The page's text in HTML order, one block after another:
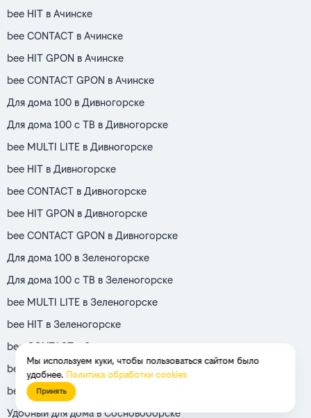
bee HIT в Ачинске
bee CONTACT в Ачинске
bee HIT GPON в Ачинске
bee CONTACT GPON в Ачинске
Для дома 100 в Дивногорске
Для дома 100 с ТВ в Дивногорске
bee MULTI LITE в Дивногорске
bee HIT в Дивногорске
bee CONTACT в Дивногорске
bee HIT GPON в Дивногорске
bee CONTACT GPON в Дивногорске
Для дома 100 в Зеленогорске
Для дома 100 с ТВ в Зеленогорске
bee MULTI LITE в Зеленогорске
bee HIT в Зеленогорске
bee CONTACT в Зеленогорске
bee HIT GPON в Зеленогорске
bee CONTACT GPON в Зеленогорске
Удобный для дома в Сосновоборске
Мы используем куки, чтобы пользоваться сайтом было
удобнее. Политика обработки cookies
Принять